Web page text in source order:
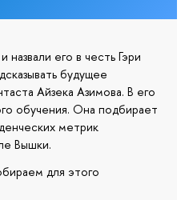
его в честь Гэри
будущее
Айзека Азимова. В его
обучения. Она подбирает
метрик
Вышки.
для этого